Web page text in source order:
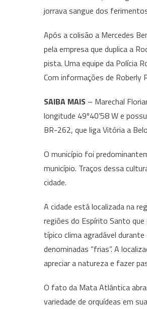
jorrava sangue dos
Após a colisão a Mercedes
pela empresa que duplica a
pista. Uma equipe da Polícia
Com informações de Roberly
SAIBA MAIS – Marechal
longitude 49º40’58 W e
BR-262, que liga Vitória a
O município foi
município. Traços dessa
cidade.
A cidade está localizada na
regiões do Espírito Santo
típico clima agradável
denominadas “frias”. A
apreciar a natureza e fazer
O fato da Mata Atlântica
variedade de orquídeas em